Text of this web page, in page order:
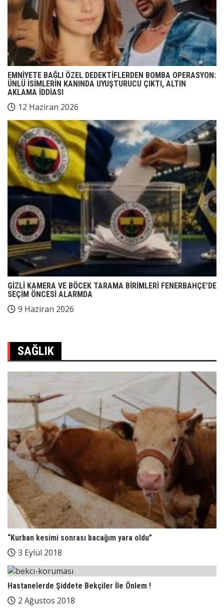
EMNİYETE BAĞLI ÖZEL DEDEKTİFLERDEN BOMBA OPERASYON:
ÜNLÜ İSİMLERİN KANINDA UYUŞTURUCU ÇIKTI, ALTIN
AKLAMA İDDİASI
12 Haziran 2026
GİZLİ KAMERA VE BÖCEK TARAMA BİRİMLERİ FENERBAHÇE’DE
SEÇİM ÖNCESİ ALARMDA
9 Haziran 2026
SAĞLIK
“Kurban kesimi sonrası bacağım yara oldu”
3 Eylül 2018
Hastanelerde Şiddete Bekçiler İle Önlem !
2 Ağustos 2018